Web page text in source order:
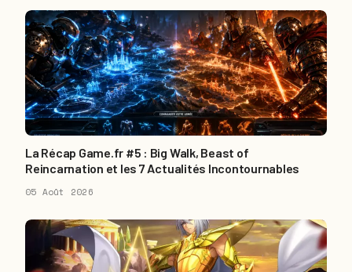
La Récap Game.fr #5 : Big Walk, Beast of
Reincarnation et les 7 Actualités Incontournables
05 Août 2026